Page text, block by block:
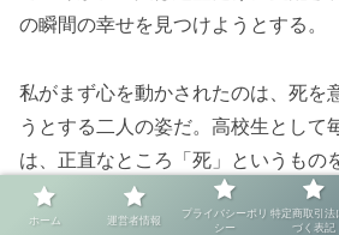
の瞬間の幸せを見つけようとする。
私がまず心を動かされたのは、死を
うとする二人の姿だ。高校生として
は、正直なところ「死」というもの
考えてきた。明日も来年も、当然の
っていた。しかし主人公と節子は
ホーム 運営者情報
プライバシーポリ
シー
特定商取引法
づく表記